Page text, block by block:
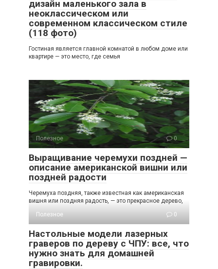
дизайн маленького зала в
неоклассическом или
современном классическом стиле
(118 фото)
Гостиная является главной комнатой в любом доме или
квартире — это место, где семья
Полезное 0
Выращивание черемухи поздней —
описание американской вишни или
поздней радости
Черемуха поздняя, также известная как американская
вишня или поздняя радость, — это прекрасное дерево,
Полезное
0
Настольные модели лазерных
граверов по дереву с ЧПУ: все, что
нужно знать для домашней
гравировки.